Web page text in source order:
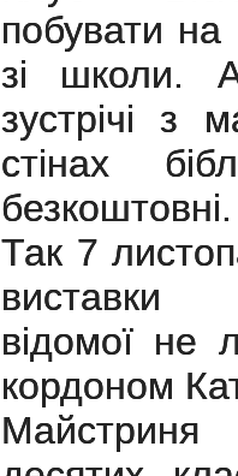
побувати
зі школи.
зустрічі з
стінах
безкоштовні.
Так 7
виставки
відомої не
кордоном
Майстриня